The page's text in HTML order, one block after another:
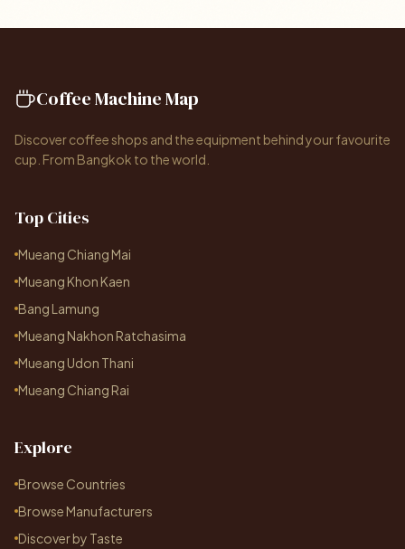
Coffee Machine Map
Discover coffee shops and the equipment behind your favourite
cup. From Bangkok to the world.
Top Cities
Mueang Chiang Mai
Mueang Khon Kaen
Bang Lamung
Mueang Nakhon Ratchasima
Mueang Udon Thani
Mueang Chiang Rai
Explore
Browse Countries
Browse Manufacturers
Discover by Taste